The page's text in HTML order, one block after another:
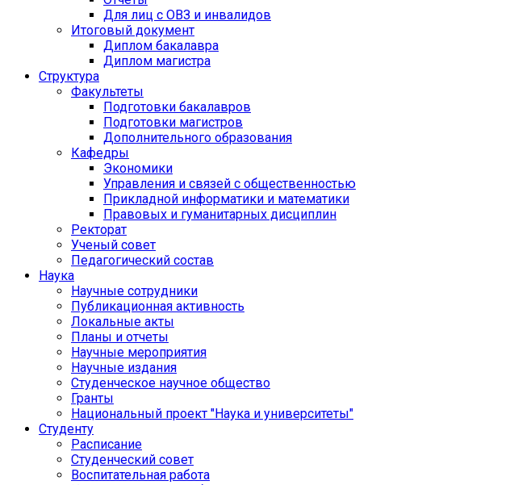
Для лиц с ОВЗ и инвалидов
Итоговый документ
Диплом бакалавра
Диплом магистра
Структура
Факультеты
Подготовки бакалавров
Подготовки магистров
Дополнительного образования
Кафедры
Экономики
Управления и связей с общественностью
Прикладной информатики и математики
Правовых и гуманитарных дисциплин
Ректорат
Ученый совет
Педагогический состав
Наука
Научные сотрудники
Публикационная активность
Локальные акты
Планы и отчеты
Научные мероприятия
Научные издания
Студенческое научное общество
Гранты
Национальный проект "Наука и университеты"
Студенту
Расписание
Студенческий совет
Воспитательная работа